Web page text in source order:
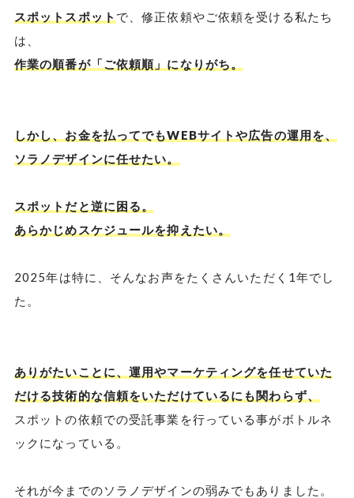
スポットスポット で、修正依頼やご依頼を受ける私たち
は、
作業の順番が「ご依頼順」になりがち。
しかし、お金を払ってでもWEBサイトや広告の運用を、
ソラノデザインに任せたい。
スポットだと逆に困る。
あらかじめスケジュールを抑えたい。
2025年は特に、そんなお声をたくさんいただく1年でし
た。
ありがたいことに、運用やマーケティングを任せていた
だける技術的な信頼をいただけているにも関わらず、
スポットの依頼での受託事業を行っている事がボトルネ
ックになっている。
それが今までのソラノデザインの弱みでもありました。